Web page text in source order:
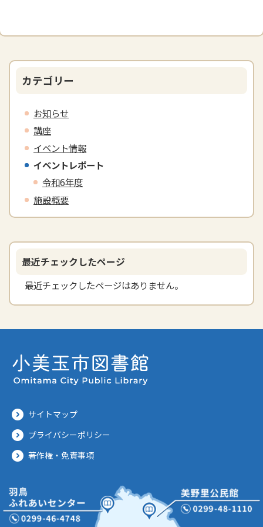
カテゴリー
お知らせ
講座
イベント情報
イベントレポート
令和6年度
施設概要
最近チェックしたページ
最近チェックしたページはありません。
サイトマップ
プライバシーポリシー
著作権・免責事項